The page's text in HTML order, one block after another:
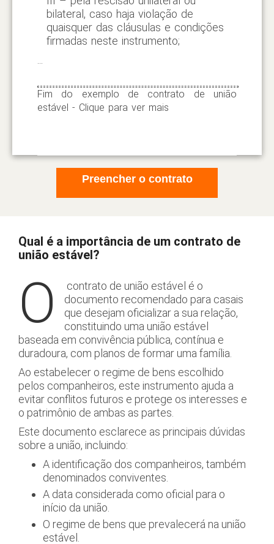
bilateral, caso haja violação de
quaisquer das cláusulas e condições
firmadas neste instrumento;
Fim do exemplo de contrato de união
estável - Clique para ver mais
Preencher o contrato
Qual é a importância de um contrato de
união estável?
O
contrato de união estável é o
documento recomendado para casais
que desejam oficializar a sua relação,
constituindo uma união estável
baseada em convivência pública, contínua e
duradoura, com planos de formar uma família.
Ao estabelecer o regime de bens escolhido
pelos companheiros, este instrumento ajuda a
evitar conflitos futuros e protege os interesses e
o patrimônio de ambas as partes.
Este documento esclarece as principais dúvidas
sobre a união, incluindo:
A identificação dos companheiros, também
denominados conviventes.
A data considerada como oficial para o
início da união.
O regime de bens que prevalecerá na união
estável.